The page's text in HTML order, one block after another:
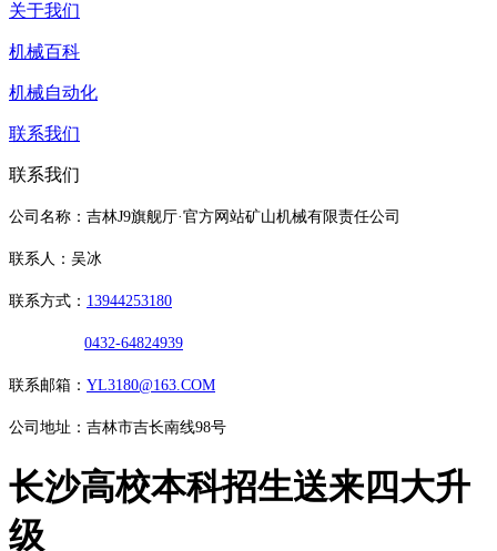
关于我们
机械百科
机械自动化
联系我们
联系我们
公司名称：吉林J9旗舰厅·官方网站矿山机械有限责任公司
联系人：吴冰
联系方式： 13944253180
0432-64824939
联系邮箱： YL3180@163.COM
公司地址：吉林市吉长南线98号
长沙高校本科招生送来四大升
级